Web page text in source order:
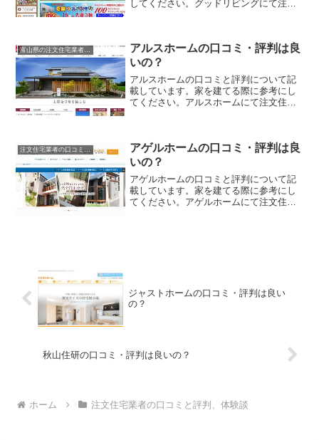
してください。グッドリビングにて注文
富山県の注文住宅業者の口コミと評判、体験談
アルスホームの口コミ・評判は良
いの？
アルスホームの口コミと評判について記
載しています。家を建てる際に参考にし
てください。アルスホームにて注文住宅
注文住宅業者の口コミと評判、体験談
アゲルホームの口コミ・評判は良
いの？
アゲルホームの口コミと評判について記
載しています。家を建てる際に参考にし
てください。アゲルホームにて注文住宅
ジャストホームの口コミ・評判は良い
の？
秋山住研の口コミ・評判は良いの？
ホーム 注文住宅業者の口コミと評判、体験談